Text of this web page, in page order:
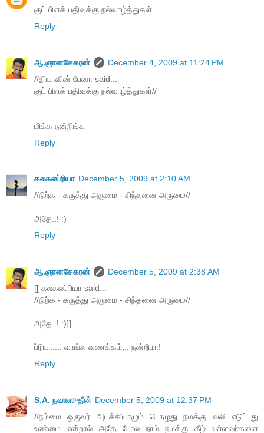
குட் பிளக் பதிவுக்கு நல்வாழ்த்துகள்
Reply
ஆ.ஞானசேகரன்
December 4, 2009 at 11:24 PM
//தியாவின் பேனா said...
குட் பிளக் பதிவுக்கு நல்வாழ்த்துகள்//
மிக்க நன்றிங்க‌
Reply
கலகலப்ரியா December 5, 2009 at 2:10 AM
//நிற்க - கருத்து அருமை - சிந்தனை அருமை//
அதே..! :)
Reply
ஆ.ஞானசேகரன்
December 5, 2009 at 2:38 AM
[[ கலகலப்ரியா said...
//நிற்க - கருத்து அருமை - சிந்தனை அருமை//
அதே..! :)]]
ப்ரியா.... வாங்க வணக்கம்,.. நன்றிமா!
Reply
S.A. நவாஸுதீன் December 5, 2009 at 12:37 PM
//நம்மை ஒருவர் அடக்கியாழும் பொழுது நமக்கு வலி எடுப்பது
உண்மை என்றால் அதே போல நாம் நமக்கு கீழ் உள்ளவர்களை